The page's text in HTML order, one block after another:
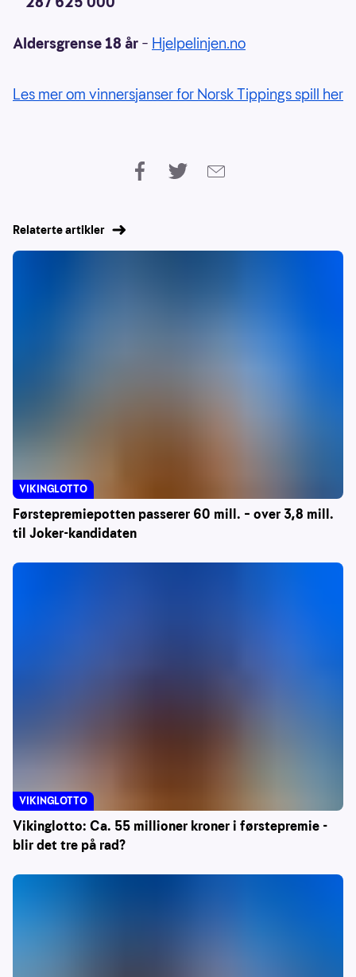
Aldersgrense 18 år – Hjelpelinjen.no
Les mer om vinnersjanser for Norsk Tippings spill her
Relaterte artikler
Førstepremiepotten passerer 60 mill. – over 3,8 mill.
til Joker-kandidaten
VIKINGLOTTO
Vikinglotto: Ca. 55 millioner kroner i førstepremie -
blir det tre på rad?
VIKINGLOTTO